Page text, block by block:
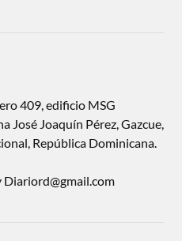
409, edificio MSG
José Joaquín Pérez, Gazcue,
República Dominicana.